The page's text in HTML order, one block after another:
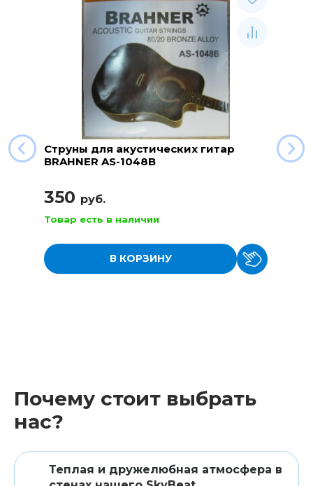
Струны для акустических гитар
BRAHNER AS-1048B
350 руб.
Товар есть в наличии
В КОРЗИНУ
Почему стоит выбрать
нас?
Теплая и дружелюбная атмосфера в